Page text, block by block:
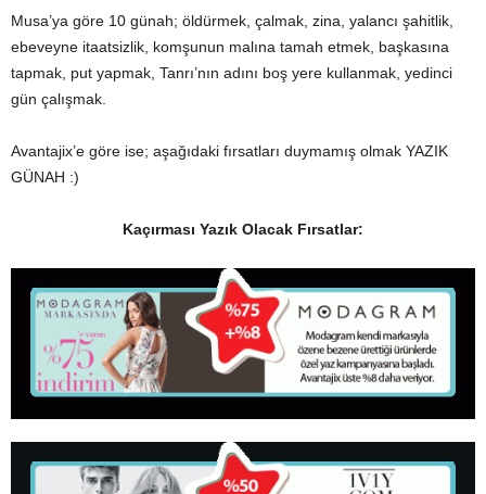
Musa’ya göre 10 günah; öldürmek, çalmak, zina, yalancı şahitlik,
ebeveyne itaatsizlik, komşunun malına tamah etmek, başkasına
tapmak, put yapmak, Tanrı’nın adını boş yere kullanmak, yedinci
gün çalışmak.
Avantajix’e göre ise; aşağıdaki fırsatları duymamış olmak YAZIK
GÜNAH :)
Kaçırması Yazık Olacak Fırsatlar: